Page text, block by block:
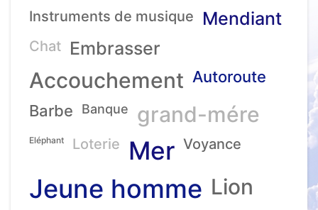
Instruments de musique Mendiant
Chat Embrasser
Accouchement Autoroute
Barbe
Banque grand-mére
Eléphant Loterie Mer Voyance
Jeune homme Lion